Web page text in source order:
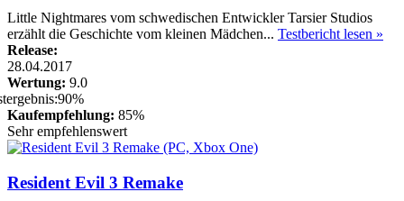
Little Nightmares vom schwedischen Entwickler Tarsier Studios
erzählt die Geschichte vom kleinen Mädchen... Testbericht lesen »
Release:
28.04.2017
Wertung: 9.0
Kaufempfehlung: 85%
Sehr empfehlenswert
Resident Evil 3 Remake